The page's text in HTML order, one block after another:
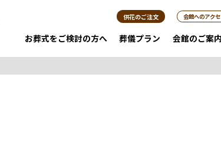
供花のご注文 会館へのアク
お葬式をご検討の方へ 葬儀プラン 会館のご案内